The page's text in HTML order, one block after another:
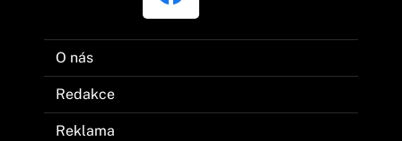
O nás
Redakce
Reklama